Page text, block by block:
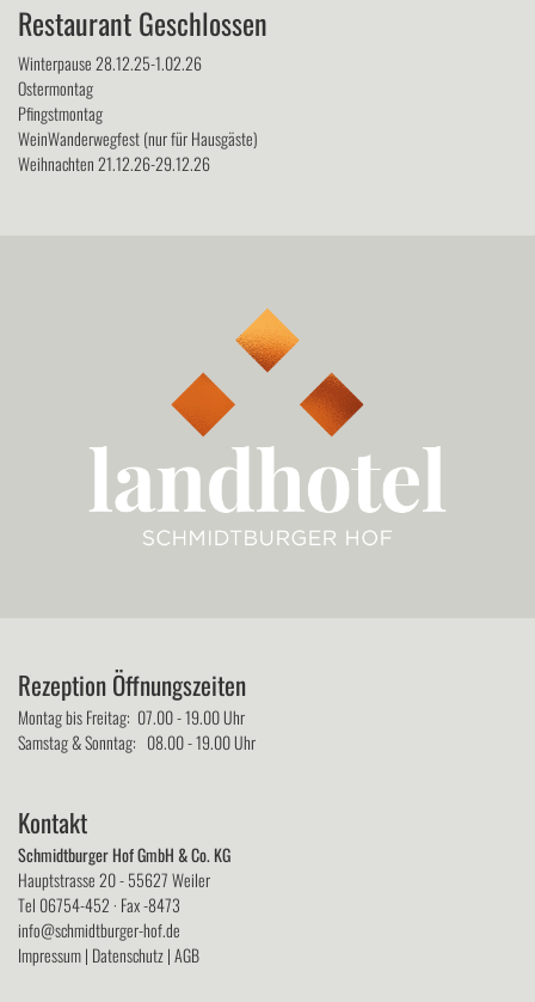
Restaurant Geschlossen
Winterpause 28.12.25-1.02.26
Ostermontag
Pfingstmontag
WeinWanderwegfest (nur für Hausgäste)
Weihnachten 21.12.26-29.12.26
Rezeption Öffnungszeiten
Montag bis Freitag: 07.00 - 19.00 Uhr
Samstag & Sonntag: 08.00 - 19.00 Uhr
Kontakt
Schmidtburger Hof GmbH & Co. KG
Hauptstrasse 20 - 55627 Weiler
Tel 06754-452 · Fax -8473
info@schmidtburger-hof.de
Impressum| Datenschutz|AGB